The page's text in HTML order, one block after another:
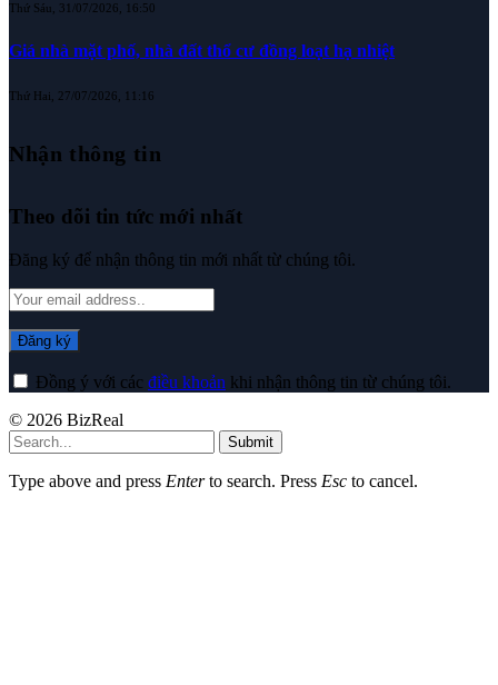
Thứ Sáu, 31/07/2026, 16:50
Giá nhà mặt phố, nhà đất thổ cư đồng loạt hạ nhiệt
Thứ Hai, 27/07/2026, 11:16
Nhận thông tin
Theo dõi tin tức mới nhất
Đăng ký để nhận thông tin mới nhất từ chúng tôi.
Đồng ý với các điều khoản khi nhận thông tin từ chúng tôi.
© 2026 BizReal
Submit
Type above and press Enterto search. Press Esc to cancel.